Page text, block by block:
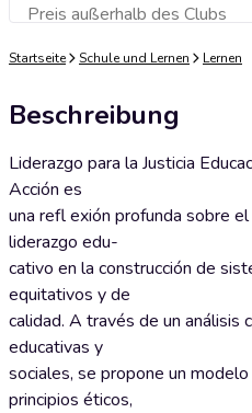
Preis außerhalb des Clubs
Zum Warenkorb
Startseite Schule und Lernen Lernen
Beschreibung
Liderazgo para la Justicia
Acción es
una refl exión profunda sobre
liderazgo edu-
cativo en la construcción de
equitativos y de
calidad. A través de un análisis
educativas y
sociales, se propone un
principios éticos,